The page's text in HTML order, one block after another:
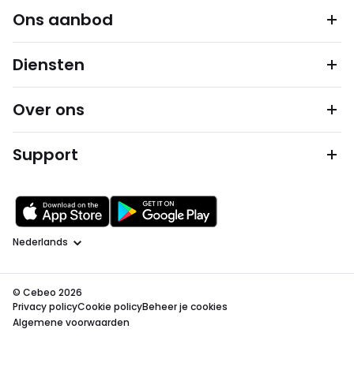
Ons aanbod
Diensten
Over ons
Support
Taal
© Cebeo 2026
Privacy policyCookie policyBeheer je cookies
Algemene voorwaarden